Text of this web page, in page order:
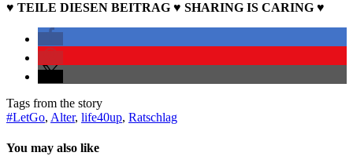
♥ TEILE DIESEN BEITRAG ♥ SHARING IS CARING ♥
Tags from the story
#LetGo, Alter, life40up, Ratschlag
You may also like